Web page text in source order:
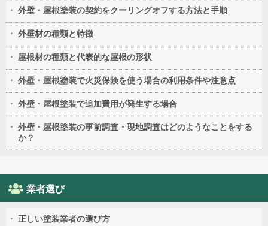
外壁・屋根塗装の契約をクーリングオフする方法と手順
外壁材の種類と特徴
屋根材の種類と代表的な屋根の形状
外壁・屋根塗装で火災保険を使う場合の利用条件や注意点
外壁・屋根塗装で追加費用が発生する場合
外壁・屋根塗装の事前調査・現地調査はどのようなことをする
か？
業者選び
正しい塗装業者の選び方